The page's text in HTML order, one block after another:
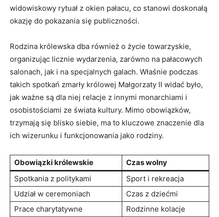
widowiskowy rytuał z‍ okien ‍pałacu, co stanowi ‌doskonałą‍
okazję do ‌pokazania się publiczności.
Rodzina królewska dba również ‌o ‍życie towarzyskie,
organizując ​licznie wydarzenia, zarówno na pałacowych
salonach, jak i⁢ na⁤ specjalnych galach. Właśnie podczas ​
takich spotkań⁣ zmarły królowej Małgorzaty​ II ‌widać⁢ było,
jak ważne są dla niej relacje ​z‌ innymi monarchiami i
osobistościami ze świata kultury. Mimo obowiązków,
trzymają się blisko ‍siebie, ⁢ma to ⁣kluczowe⁤ znaczenie dla
ich wizerunku i funkcjonowania jako rodziny.
Obowiązki królewskie
Czas wolny
Spotkania z politykami
Sport i ⁤rekreacja
Udział w​ ceremoniach
Czas z dziećmi
Prace ⁣charytatywne
Rodzinne‍ kolacje